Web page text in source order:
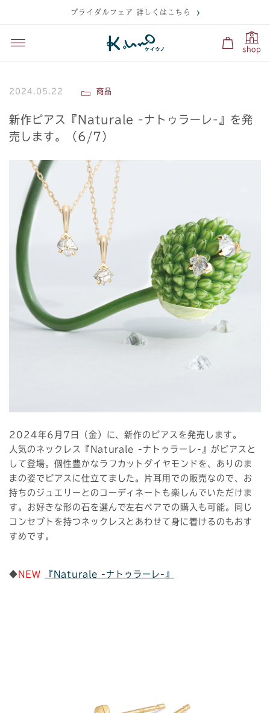
ブライダルフェア 詳しくはこちら
shop
2024.05.22 商品
新作ピアス『Naturale -ナトゥラーレ-』を発
売します。（6/7）
2024年6月7日（金）に、新作のピアスを発売します。
人気のネックレス『Naturale -ナトゥラーレ-』がピアスと
して登場。個性豊かなラフカットダイヤモンドを、ありのま
まの姿でピアスに仕立てました。片耳用での販売なので、お
持ちのジュエリーとのコーディネートも楽しんでいただけま
す。お好きな形の石を選んで左右ペアでの購入も可能。同じ
コンセプトを持つネックレスとあわせて身に着けるのもおす
すめです。
◆ NEW 『Naturale -ナトゥラーレ-』